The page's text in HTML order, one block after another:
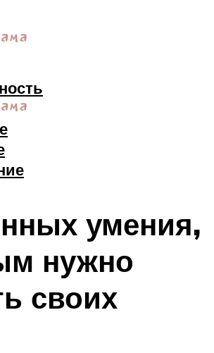
умения,
нужно
своих